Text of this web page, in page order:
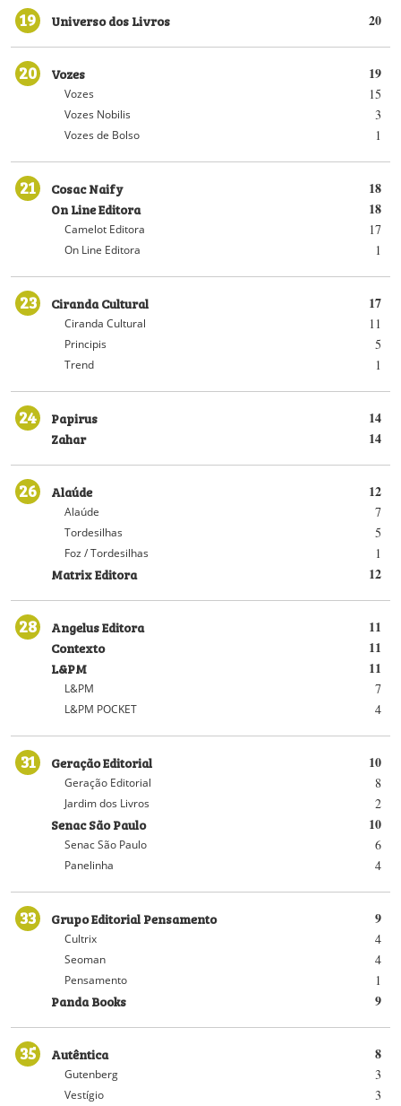
19 20
Universo dos Livros
20 19
Vozes
15
Vozes
3
Vozes Nobilis
1
Vozes de Bolso
21 18
Cosac Naify
18
On Line Editora
17
Camelot Editora
1
On Line Editora
23 17
Ciranda Cultural
11
Ciranda Cultural
5
Principis
1
Trend
24 14
Papirus
14
Zahar
26 12
Alaúde
7
Alaúde
5
Tordesilhas
1
Foz / Tordesilhas
12
Matrix Editora
28 11
Angelus Editora
11
Contexto
11
L&PM
7
L&PM
4
L&PM POCKET
31 10
Geração Editorial
8
Geração Editorial
2
Jardim dos Livros
10
Senac São Paulo
6
Senac São Paulo
4
Panelinha
33 9
Grupo Editorial Pensamento
4
Cultrix
4
Seoman
1
Pensamento
9
Panda Books
35 8
Autêntica
3
Gutenberg
3
Vestígio